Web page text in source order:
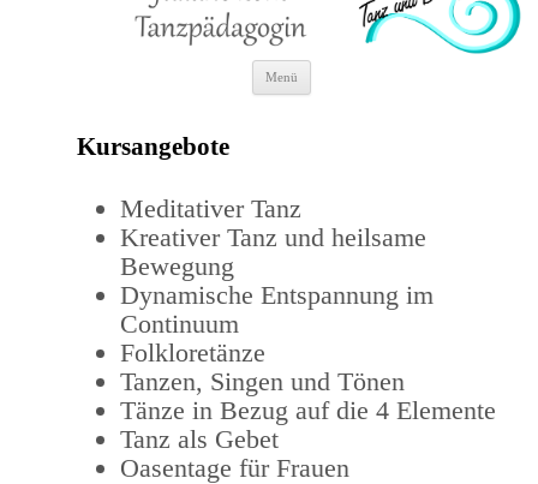
Menü
Kursangebote
Meditativer Tanz
Kreativer Tanz und heilsame
Bewegung
Dynamische Entspannung im
Continuum
Folkloretänze
Tanzen, Singen und Tönen
Tänze in Bezug auf die 4 Elemente
Tanz als Gebet
Oasentage für Frauen